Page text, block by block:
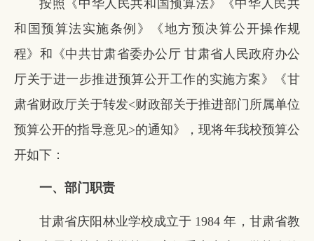
按照《中华人民共和国预算法》《中华人民共
和国预算法实施条例》《地方预决算公开操作规
程》和《中共甘肃省委办公厅 甘肃省人民政府办公
厅关于进一步推进预算公开工作的实施方案》《甘
肃省财政厅关于转发<财政部关于推进部门所属单位
预算公开的指导意见>的通知》，现将年我校预算公
开如下：
一、部门职责
甘肃省庆阳林业学校成立于 1984 年，甘肃省教